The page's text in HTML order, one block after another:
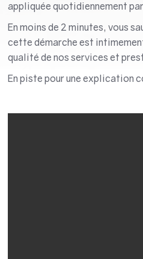
appliquée quotidiennement
En moins de 2 minutes, vous
cette démarche est
qualité de nos services et
En piste pour une explication